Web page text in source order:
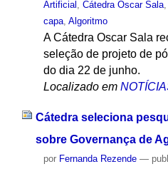
Artificial , Cátedra Oscar Sala,
capa, Algoritmo
A Cátedra Oscar Sala
seleção de projeto de
do dia 22 de junho.
Localizado em
Cátedra seleciona
sobre Governança de
por Fernanda Rezende —